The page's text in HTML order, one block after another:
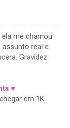
ela me chamou
real e
Gravidez
♥
em 1K